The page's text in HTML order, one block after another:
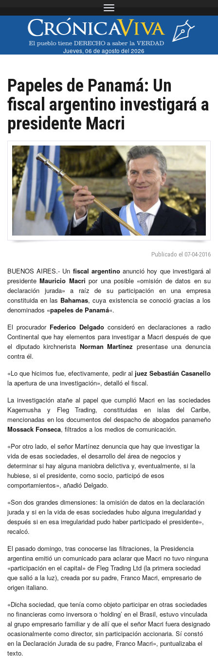
Toggle navigation
Jueves, 06 de agosto del 2026
Papeles de Panamá: Un
fiscal argentino investigará a
presidente Macri
Publicado el 07-04-2016
BUENOS AIRES.- Un fiscal argentinoanunció hoy que investigará al
presidenteMauricio Macri por una posible «omisión de datos en su
declaración jurada» a raíz de su participación en una empresa
constituida en las Bahamas, cuya existencia se conoció gracias a los
denominados «papeles de Panamá«.
El procurador Federico Delgadoconsideró en declaraciones a radio
Continental que hay elementos para investigar a Macri después de que
el diputado kirchnerista Norman Martínez presentase una denuncia
contra él.
«Lo que hicimos fue, efectivamente, pedir al juez Sebastián Casanello
la apertura de una investigación», detalló el fiscal.
La investigación atañe al papel que cumplió Macri en las sociedades
Kagemusha y Fleg Trading, constituidas en islas del Caribe,
mencionadas en los documentos del despacho de abogados panameño
Mossack Fonseca, filtrados a los medios de comunicación.
«Por otro lado, el señor Martínez denuncia que hay que investigar la
vida de esas sociedades, el desarrollo del área de negocios y
determinar si hay alguna maniobra delictiva y, eventualmente, si la
hubiese, si el presidente, como socio, participó de esos
comportamientos», añadió Delgado.
«Son dos grandes dimensiones: la omisión de datos en la declaración
jurada y si en la vida de esas sociedades hubo alguna irregularidad y
después si en esa irregularidad pudo haber participado el presidente»,
recalcó.
El pasado domingo, tras conocerse las filtraciones, la Presidencia
argentina emitió un comunicado para aclarar que Macri no tuvo ninguna
«participación en el capital» de Fleg Trading Ltd (la primera sociedad
que salió a la luz), creada por su padre, Franco Macri, empresario de
origen italiano.
«Dicha sociedad, que tenía como objeto participar en otras sociedades
no financieras como inversora o ‘holding’ en el Brasil, estuvo vinculada
al grupo empresario familiar y de allí que el señor Macri fuera designado
ocasionalmente como director, sin participación accionaria. Sí constó
en la Declaración Jurada de su padre, Franco Macri», puntualizaba el
texto.